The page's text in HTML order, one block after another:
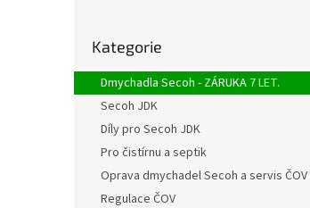
r
a
kategorie
Kategorie
Dmychadla Secoh - ZÁRUKA 7 LET.
Secoh JDK
Díly pro Secoh JDK
Pro čistírnu a septik
Oprava dmychadel Secoh a servis ČOV
Regulace ČOV